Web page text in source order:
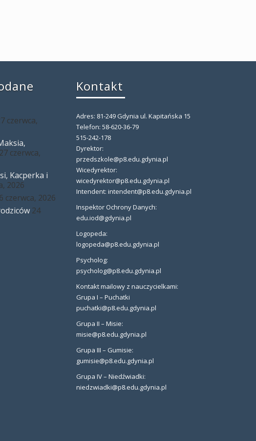
czerwca,
27 czerwca,
Kacperka i
2026
czerwca, 2026
24
Kontakt
Adres: 81-249 Gdynia ul. Kapitańska 15
Telefon: 58-620-36-79
515-242-178
Dyrektor:
przedszkole@p8.edu.gdynia.pl
Wicedyrektor:
wicedyrektor@p8.edu.gdynia.pl
Intendent: intendent@p8.edu.gdynia.pl
Inspektor Ochrony Danych:
edu.iod@gdynia.pl
Logopeda:
logopeda@p8.edu.gdynia.pl
Psycholog:
psycholog@p8.edu.gdynia.pl
Kontakt mailowy z nauczycielkami:
Grupa I – Puchatki
puchatki@p8.edu.gdynia.pl
Grupa II – Misie:
misie@p8.edu.gdynia.pl
Grupa III – Gumisie:
gumisie@p8.edu.gdynia.pl
Grupa IV – Niedźwiadki:
niedzwiadki@p8.edu.gdynia.pl